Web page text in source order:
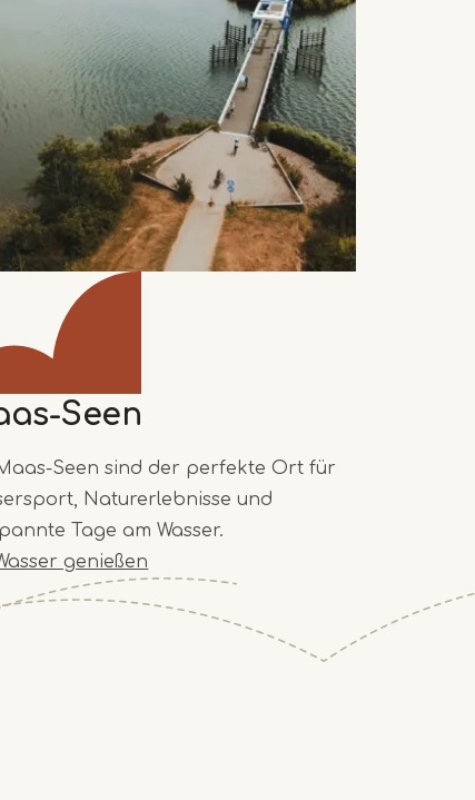
Seen
Seen sind der perfekte Ort für
Naturerlebnisse und
Tage am Wasser.
genießen